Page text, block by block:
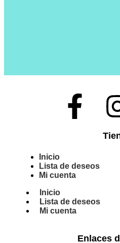
Inicio
Lista de deseos
Mi cuenta
Inicio
Lista de deseos
Mi cuenta
Enlaces